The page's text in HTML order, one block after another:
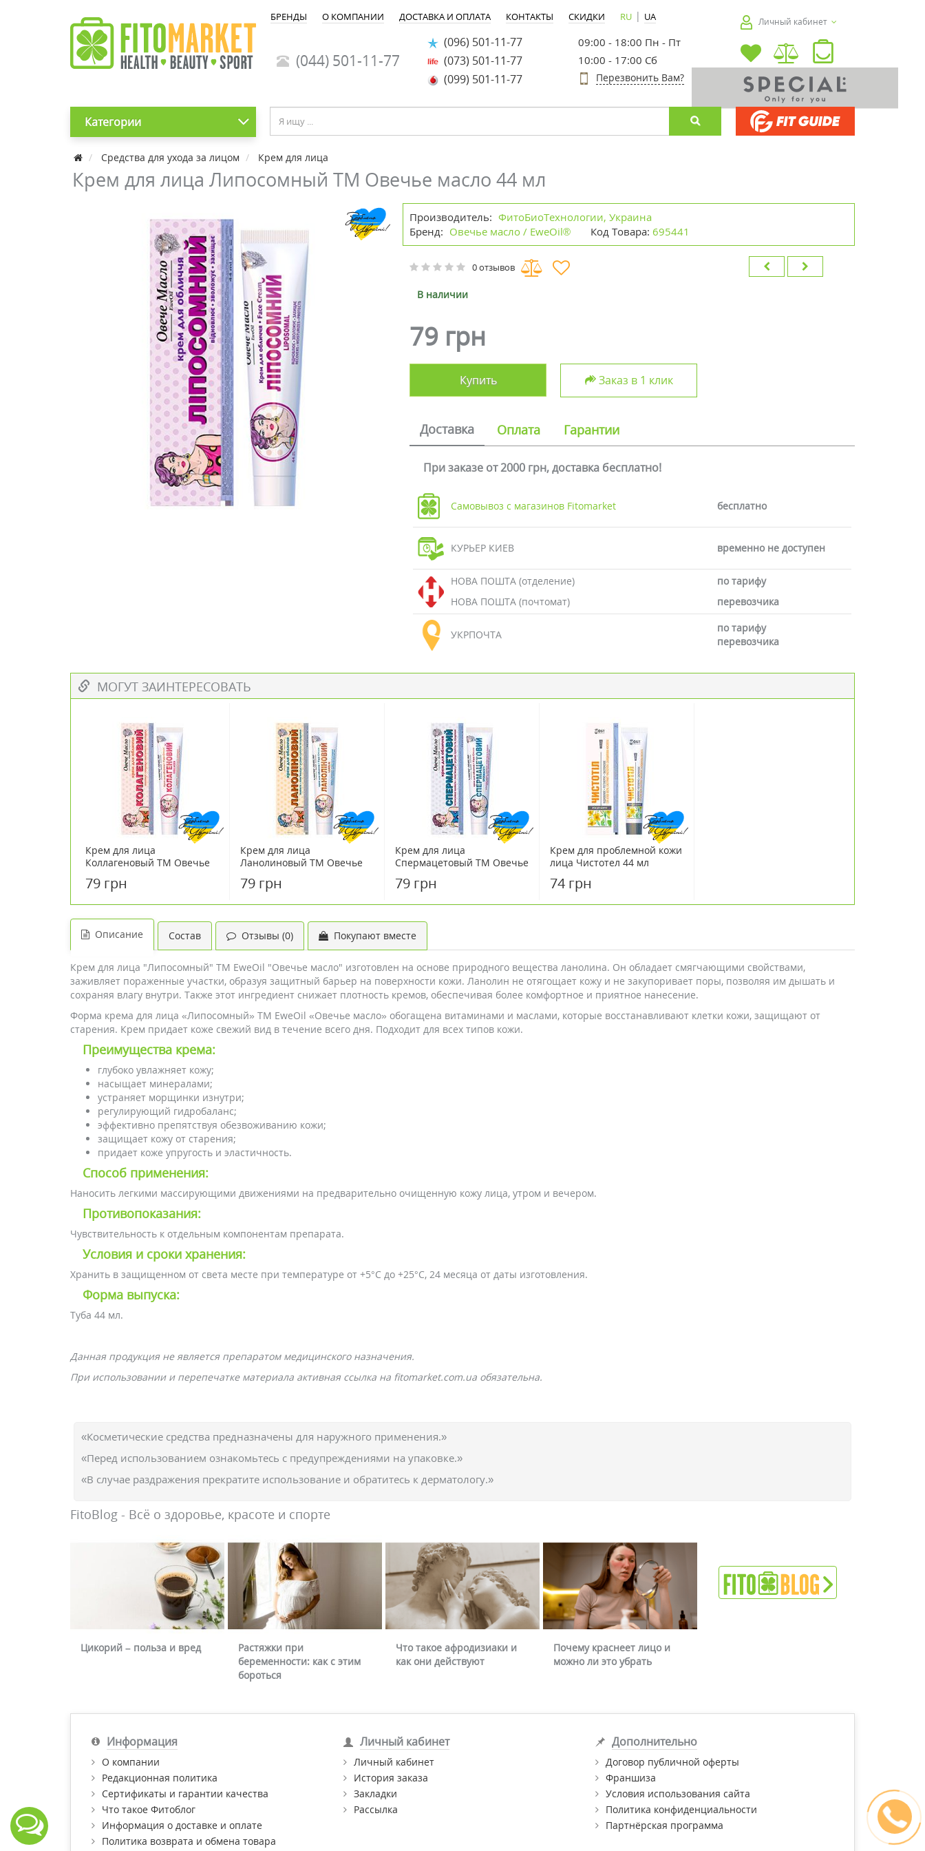
БРЕНДЫ О КОМПАНИИ ДОСТАВКА И ОПЛАТА КОНТАКТЫ СКИДКИ RU | UA
(044) 501-11-77
(096) 501-11-77
(073) 501-11-77
(099) 501-11-77
09:00 - 18:00 Пн - Пт
10:00 - 17:00 Сб
Перезвонить Вам?
Личный кабинет
Категории
Средства для ухода за лицом Крем для лица
Крем для лица Липосомный ТМ Овечье масло 44 мл
Производитель: ФитоБиоТехнологии, Украина
Бренд: Овечье масло / EweOil® Код Товара: 695441
0 отзывов
В наличии
79 грн
Купить Заказ в 1 клик
Доставка Оплата Гарантии
При заказе от 2000 грн, доставка бесплатно!
Самовывоз с магазинов Fitomarket бесплатно
КУРЬЕР КИЕВ временно не доступен
НОВА ПОШТА (отделение)
по тарифу
НОВА ПОШТА (почтомат)
перевозчика
УКРПОЧТА
по тарифу
перевозчика
МОГУТ ЗАИНТЕРЕСОВАТЬ
Крем для лица
Коллагеновый ТМ Овечье
79 грн
Крем для лица
Ланолиновый ТМ Овечье
79 грн
Крем для лица
Спермацетовый ТМ Овечье
79 грн
Крем для проблемной кожи
лица Чистотел 44 мл
74 грн
Описание Состав Отзывы (0) Покупают вместе
Крем для лица "Липосомный" ТМ EweOil "Овечье масло" изготовлен на основе природного вещества ланолина. Он обладает смягчающими свойствами,
заживляет пораженные участки, образуя защитный барьер на поверхности кожи. Ланолин не отягощает кожу и не закупоривает поры, позволяя им дышать и
сохраняя влагу внутри. Также этот ингредиент снижает плотность кремов, обеспечивая более комфортное и приятное нанесение.
Форма крема для лица «Липосомный» ТМ EweOil «Овечье масло» обогащена витаминами и маслами, которые восстанавливают клетки кожи, защищают от
старения. Крем придает коже свежий вид в течение всего дня. Подходит для всех типов кожи.
Преимущества крема:
глубоко увлажняет кожу;
насыщает минералами;
устраняет морщинки изнутри;
регулирующий гидробаланс;
эффективно препятствуя обезвоживанию кожи;
защищает кожу от старения;
придает коже упругость и эластичность.
Способ применения:
Наносить легкими массирующими движениями на предварительно очищенную кожу лица, утром и вечером.
Противопоказания:
Чувствительность к отдельным компонентам препарата.
Условия и сроки хранения:
Хранить в защищенном от света месте при температуре от +5°C до +25°C, 24 месяца от даты изготовления.
Форма выпуска:
Туба 44 мл.
Данная продукция не является препаратом медицинского назначения.
При использовании и перепечатке материала активная ссылка на fitomarket.com.ua обязательна.
«Косметические средства предназначены для наружного применения.»
«Перед использованием ознакомьтесь с предупреждениями на упаковке.»
«В случае раздражения прекратите использование и обратитесь к дерматологу.»
FitoBlog - Всё о здоровье, красоте и спорте
Цикорий – польза и вред
Растяжки при
беременности: как с этим
бороться
Что такое афродизиаки и
как они действуют
Почему краснеет лицо и
можно ли это убрать
Информация
О компании
Редакционная политика
Сертификаты и гарантии качества
Что такое Фитоблог
Информация о доставке и оплате
Политика возврата и обмена товара
Личный кабинет
Личный кабинет
История заказа
Закладки
Рассылка
Дополнительно
Договор публичной оферты
Франшиза
Условия использования сайта
Политика конфиденциальности
Партнёрская программа